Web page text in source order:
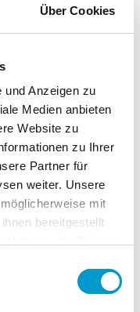
Über Cookies
und Anzeigen zu
Medien anbieten
Website zu
zu Ihrer
Partner für
weiter. Unsere
mit
bereitgestellt
Hammer Ergometer
5.0 NorsK
64.855 Punkte
Kaffeevollautomat